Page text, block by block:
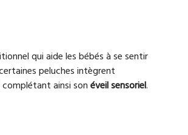
qui aide les bébés à se sentir
peluches intègrent
ainsi sonéveil sensoriel.